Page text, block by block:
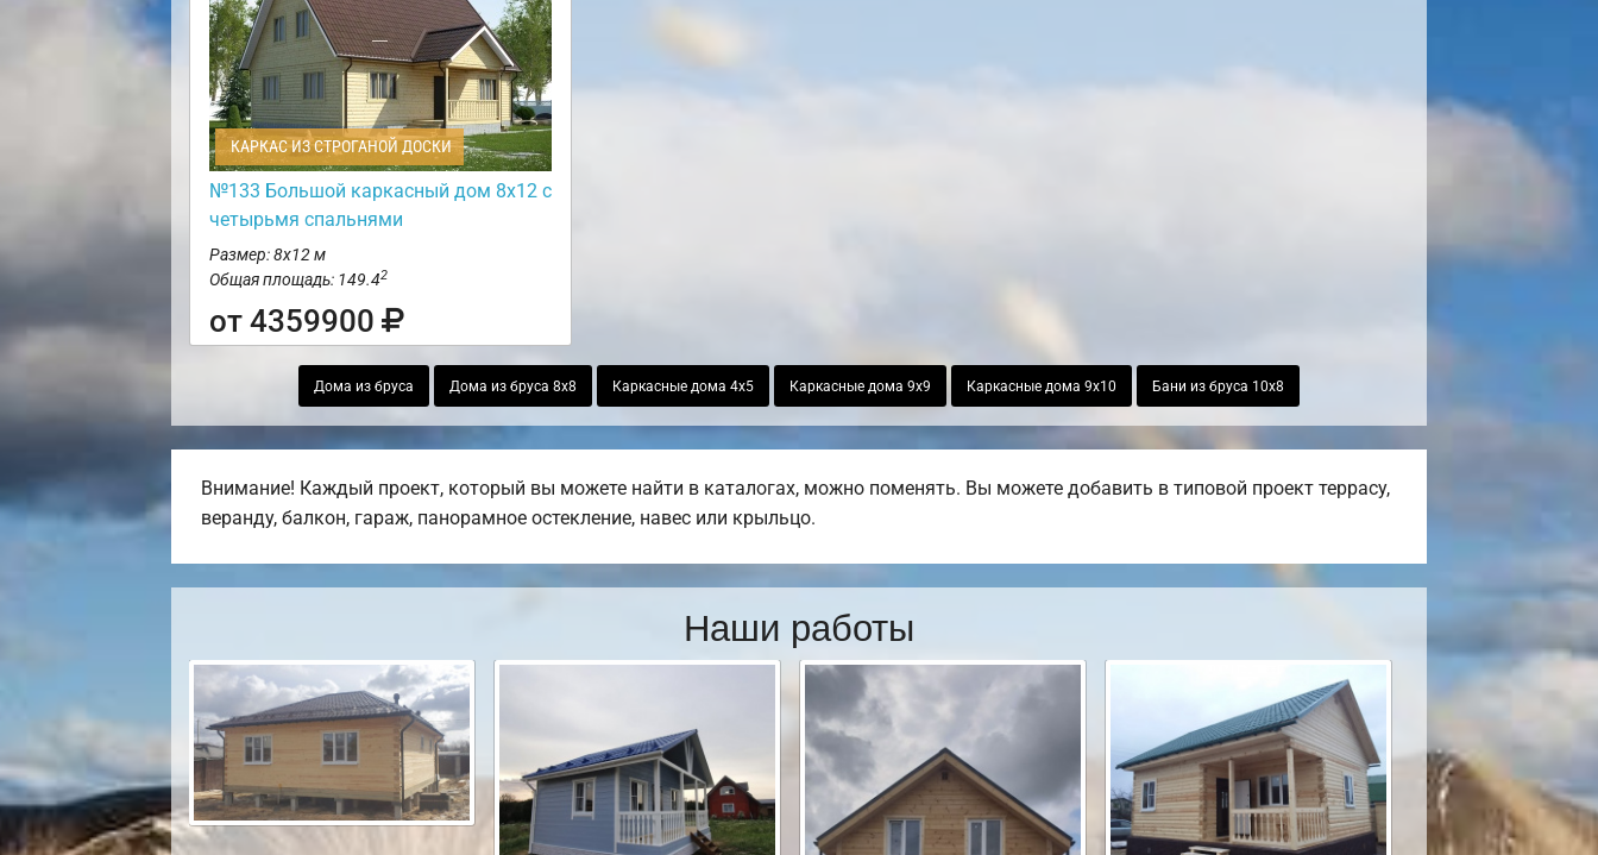
КАРКАС ИЗ СТРОГАНОЙ ДОСКИ
№133 Большой каркасный дом 8х12 с
четырьмя спальнями
Размер: 8х12 м
Общая площадь: 149.42
от 4359900
Дома из бруса Дома из бруса 8х8 Каркасные дома 4х5 Каркасные дома 9х9 Каркасные дома 9х10 Бани из бруса 10х8
Внимание! Каждый проект, который вы можете найти в каталогах, можно поменять. Вы можете добавить в типовой проект террасу,
веранду, балкон, гараж, панорамное остекление, навес или крыльцо.
Наши работы